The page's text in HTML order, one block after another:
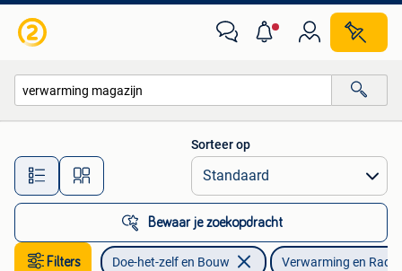
Alle afstanden…
Sorteer op
Bewaar je zoekopdracht
Filters Doe-het-zelf en Bouw Verwarming en